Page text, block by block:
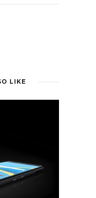
LIKE